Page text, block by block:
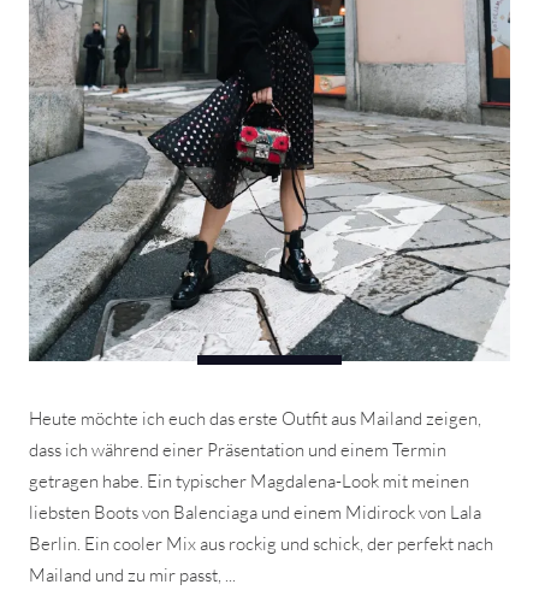
Heute möchte ich euch das erste Outfit aus Mailand zeigen,
dass ich während einer Präsentation und einem Termin
getragen habe. Ein typischer Magdalena-Look mit meinen
liebsten Boots von Balenciaga und einem Midirock von Lala
Berlin. Ein cooler Mix aus rockig und schick, der perfekt nach
Mailand und zu mir passt, ...